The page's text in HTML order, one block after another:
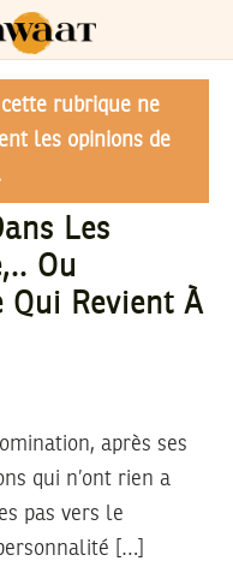
rubrique ne
les opinions de
Les
Ou
Qui Revient À
après ses
qui n’ont rien a
pas vers le
[…]